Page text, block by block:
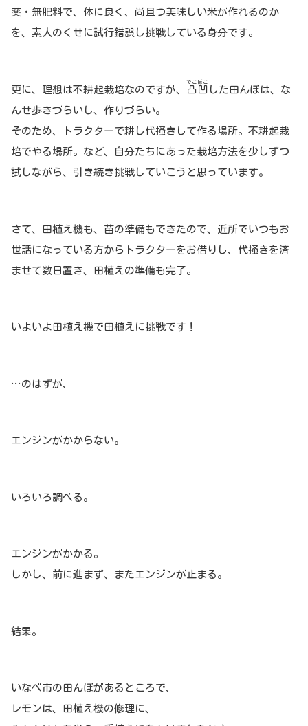
薬・無肥料で、体に良く、尚且つ美味しい米が作れるのか
を、素人のくせに試行錯誤し挑戦している身分です。
更に、理想は不耕起栽培なのですが、 凸凹
でこぼこ
した田んぼは、な
んせ歩きづらいし、作りづらい。
そのため、トラクターで耕し代掻きして作る場所。不耕起栽
培でやる場所。など、自分たちにあった栽培方法を少しずつ
試しながら、引き続き挑戦していこうと思っています。
さて、田植え機も、苗の準備もできたので、近所でいつもお
世話になっている方からトラクターをお借りし、代掻きを済
ませて数日置き、田植えの準備も完了。
いよいよ田植え機で田植えに挑戦です！
…のはずが、
エンジンがかからない。
いろいろ調べる。
エンジンがかかる。
しかし、前に進まず、またエンジンが止まる。
結果。
いなべ市の田んぼがあるところで、
レモンは、田植え機の修理に、